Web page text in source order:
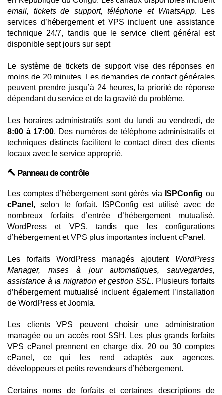
email, tickets de support, téléphone et WhatsApp. Les
services d’hébergement et VPS incluent une assistance
technique 24/7, tandis que le service client général est
disponible sept jours sur sept.
Le système de tickets de support vise des réponses en
moins de 20 minutes. Les demandes de contact générales
peuvent prendre jusqu’à 24 heures, la priorité de réponse
dépendant du service et de la gravité du problème.
Les horaires administratifs sont du lundi au vendredi, de
8:00 à 17:00. Des numéros de téléphone administratifs et
techniques distincts facilitent le contact direct des clients
locaux avec le service approprié.
🔨 Panneau de contrôle
Les comptes d’hébergement sont gérés via ISPConfig ou
cPanel , selon le forfait. ISPConfig est utilisé avec de
nombreux forfaits d’entrée d’hébergement mutualisé,
WordPress et VPS, tandis que les configurations
d’hébergement et VPS plus importantes incluent cPanel.
Les forfaits WordPress managés ajoutent WordPress
Manager, mises à jour automatiques, sauvegardes,
assistance à la migration et gestion SSL. Plusieurs forfaits
d’hébergement mutualisé incluent également l’installation
de WordPress et Joomla.
Les clients VPS peuvent choisir une administration
managée ou un accès root SSH. Les plus grands forfaits
VPS cPanel prennent en charge dix, 20 ou 30 comptes
cPanel, ce qui les rend adaptés aux agences,
développeurs et petits revendeurs d’hébergement.
Certains noms de forfaits et certaines descriptions de